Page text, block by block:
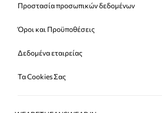
Προστασία προσωπικών δεδομένων
Όροι και Προϋποθέσεις
Δεδομένα εταιρείας
Τα Cookies Σας